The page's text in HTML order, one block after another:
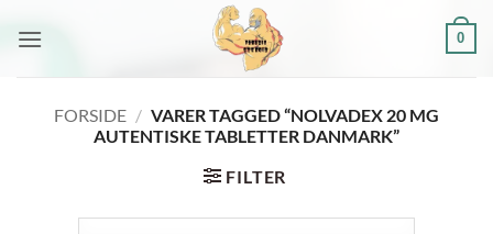
0
FORSIDE / VARER TAGGED “NOLVADEX 20 MG
AUTENTISKE TABLETTER DANMARK”
FILTER